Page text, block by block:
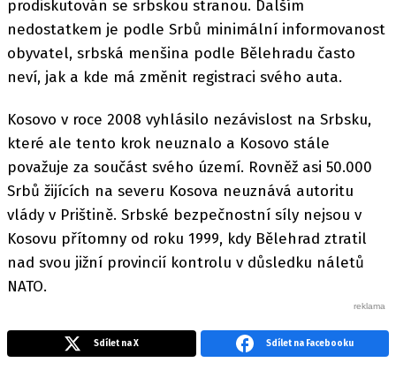
prodiskutován se srbskou stranou. Dalším
nedostatkem je podle Srbů minimální informovanost
obyvatel, srbská menšina podle Bělehradu často
neví, jak a kde má změnit registraci svého auta.
Kosovo v roce 2008 vyhlásilo nezávislost na Srbsku,
které ale tento krok neuznalo a Kosovo stále
považuje za součást svého území. Rovněž asi 50.000
Srbů žijících na severu Kosova neuznává autoritu
vlády v Prištině. Srbské bezpečnostní síly nejsou v
Kosovu přítomny od roku 1999, kdy Bělehrad ztratil
nad svou jižní provincií kontrolu v důsledku náletů
NATO.
Sdílet na X Sdílet na Facebooku